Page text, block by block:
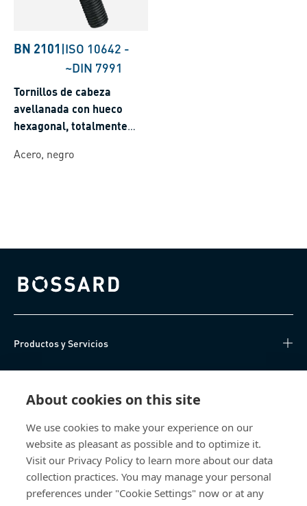
About cookies on this site
We use cookies to make your experience on our
website as pleasant as possible and to optimize it.
Visit our Privacy Policy to learn more about our data
collection practices. You may manage your personal
preferences under "Cookie Settings" now or at any
BN 2101 |ISO 10642 -
~DIN 7991
Tornillos de cabeza
avellanada con hueco
hexagonal, totalmente
Acero, negro
Bossard homepage
Productos y Servicios
Sobre nosotros
Bossard México